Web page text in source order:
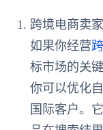
跨境电商卖家
如果你经营
标市场的关
你可以优化
国际客户。